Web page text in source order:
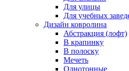
Для улицы
Для учебных
Дизайн ковролина
Абстракция (лофт)
В крапинку
В полоску
Мечеть
Однотонные